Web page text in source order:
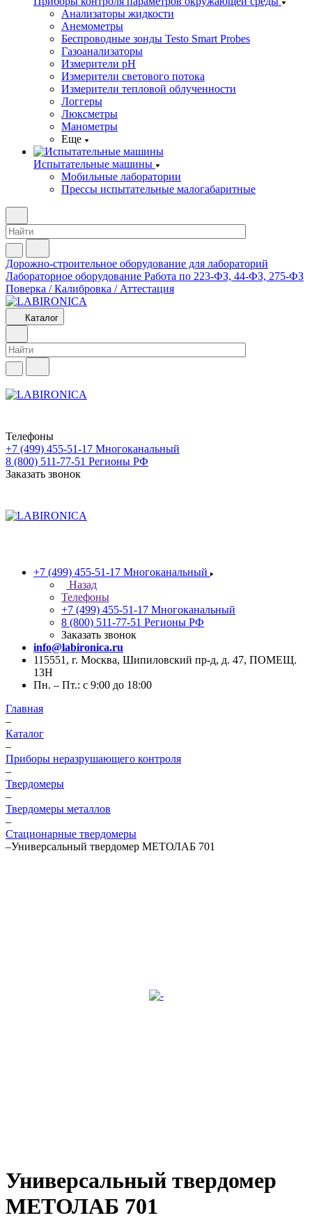
Анализаторы жидкости
Анемометры
Беспроводные зонды Testo Smart Probes
Газоанализаторы
Измерители pH
Измерители светового потока
Измерители тепловой облученности
Логгеры
Люксметры
Манометры
Еще
Испытательные машины
Мобильные лаборатории
Прессы испытательные малогабаритные
Дорожно-строительное оборудование для лабораторий
Лабораторное оборудование Работа по 223-ФЗ, 44-ФЗ, 275-ФЗ
Поверка / Калибровка / Аттестация
Каталог
Телефоны
+7 (499) 455-51-17 Многоканальный
8 (800) 511-77-51 Регионы РФ
Заказать звонок
+7 (499) 455-51-17 Многоканальный
Назад
Телефоны
+7 (499) 455-51-17 Многоканальный
8 (800) 511-77-51 Регионы РФ
Заказать звонок
info@labironica.ru
115551, г. Москва, Шипиловский пр-д, д. 47, ПОМЕЩ.
13Н
Пн. – Пт.: с 9:00 до 18:00
Главная
–
Каталог
–
Приборы неразрушающего контроля
–
Твердомеры
–
Твердомеры металлов
–
Стационарные твердомеры
–Универсальный твердомер МЕТОЛАБ 701
Универсальный твердомер
МЕТОЛАБ 701